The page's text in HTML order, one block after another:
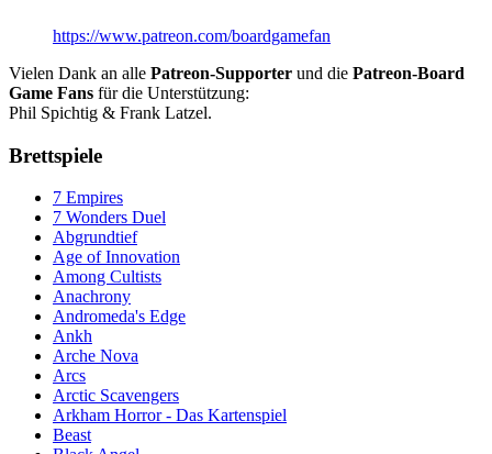
https://www.patreon.com/boardgamefan
Vielen Dank an alle Patreon-Supporter und die Patreon-Board
Game Fans für die Unterstützung:
Phil Spichtig & Frank Latzel.
Brettspiele
7 Empires
7 Wonders Duel
Abgrundtief
Age of Innovation
Among Cultists
Anachrony
Andromeda's Edge
Ankh
Arche Nova
Arcs
Arctic Scavengers
Arkham Horror - Das Kartenspiel
Beast